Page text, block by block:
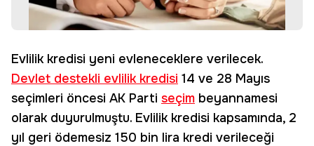
Evlilik kredisi yeni evleneceklere verilecek.
Devlet destekli evlilik kredisi 14 ve 28 Mayıs
seçimleri öncesi AK Parti seçim beyannamesi
olarak duyurulmuştu. Evlilik kredisi kapsamında, 2
yıl geri ödemesiz 150 bin lira kredi verileceği